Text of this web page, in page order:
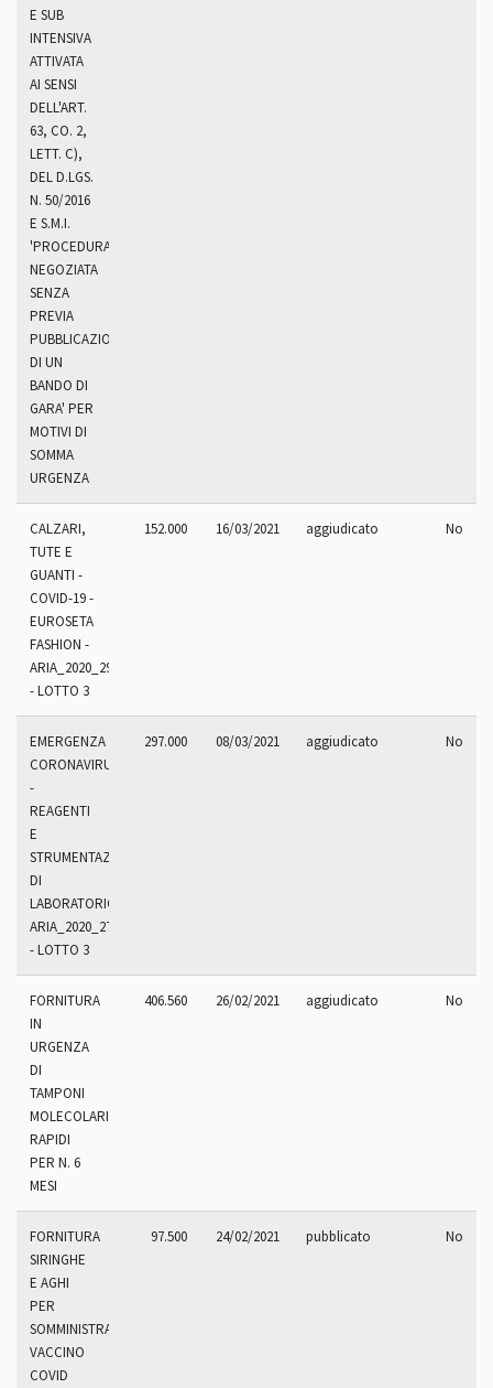
E SUB
INTENSIVA
ATTIVATA
AI SENSI
DELL'ART.
63, CO. 2,
LETT. C),
DEL D.LGS.
N. 50/2016
E S.M.I.
'PROCEDURA
NEGOZIATA
SENZA
PREVIA
PUBBLICAZIONE
DI UN
BANDO DI
GARA' PER
MOTIVI DI
SOMMA
URGENZA
CALZARI,
TUTE E
GUANTI -
COVID-19 -
EUROSETA
FASHION -
ARIA_2020_290
- LOTTO 3
152.000 16/03/2021 aggiudicato No
EMERGENZA
CORONAVIRUS
-
REAGENTI
E
STRUMENTAZIONI
DI
LABORATORIO
ARIA_2020_270.9
- LOTTO 3
297.000 08/03/2021 aggiudicato No
FORNITURA
IN
URGENZA
DI
TAMPONI
MOLECOLARI
RAPIDI
PER N. 6
MESI
406.560 26/02/2021 aggiudicato No
FORNITURA
SIRINGHE
E AGHI
PER
SOMMINISTRAZIONE
VACCINO
COVID
97.500 24/02/2021 pubblicato No